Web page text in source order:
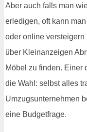
Aber auch falls man
erledigen, oft kann
oder online versteigern
über Kleinanzeigen
Möbel zu finden. Einer
die Wahl: selbst alles
Umzugsunternehmen
eine Budgetfrage.